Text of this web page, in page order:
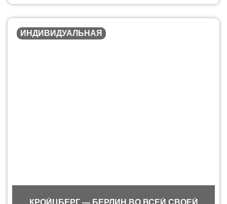
ИНДИВИДУАЛЬНАЯ